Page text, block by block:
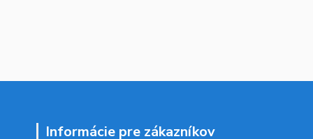
Informácie pre zákazníkov